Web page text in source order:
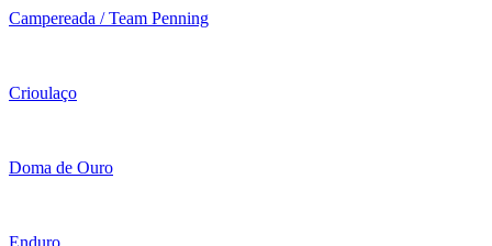
Campereada / Team Penning
Crioulaço
Doma de Ouro
Enduro